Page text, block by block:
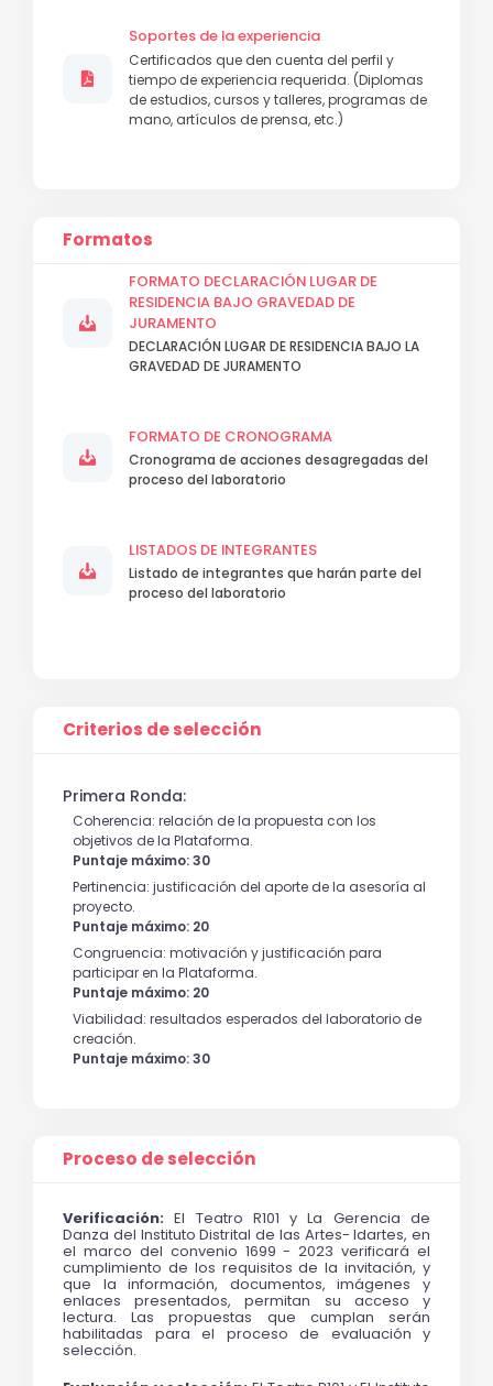
Soportes de la experiencia
Certificados que den cuenta del perfil y
tiempo de experiencia requerida. (Diplomas
de estudios, cursos y talleres, programas de
mano, artículos de prensa, etc.)
Formatos
FORMATO DECLARACIÓN LUGAR DE
RESIDENCIA BAJO GRAVEDAD DE
JURAMENTO
DECLARACIÓN LUGAR DE RESIDENCIA BAJO LA
GRAVEDAD DE JURAMENTO
FORMATO DE CRONOGRAMA
Cronograma de acciones desagregadas del
proceso del laboratorio
LISTADOS DE INTEGRANTES
Listado de integrantes que harán parte del
proceso del laboratorio
Criterios de selección
Primera Ronda:
Coherencia: relación de la propuesta con los
objetivos de la Plataforma.
Puntaje máximo: 30
Pertinencia: justificación del aporte de la asesoría al
proyecto.
Puntaje máximo: 20
Congruencia: motivación y justificación para
participar en la Plataforma.
Puntaje máximo: 20
Viabilidad: resultados esperados del laboratorio de
creación.
Puntaje máximo: 30
Proceso de selección
Verificación: El Teatro R101 y La Gerencia de
Danza del Instituto Distrital de las Artes- Idartes, en
el marco del convenio 1699 - 2023 verificará el
cumplimiento de los requisitos de la invitación, y
que la información, documentos, imágenes y
enlaces presentados, permitan su acceso y
lectura. Las propuestas que cumplan serán
habilitadas para el proceso de evaluación y
selección.